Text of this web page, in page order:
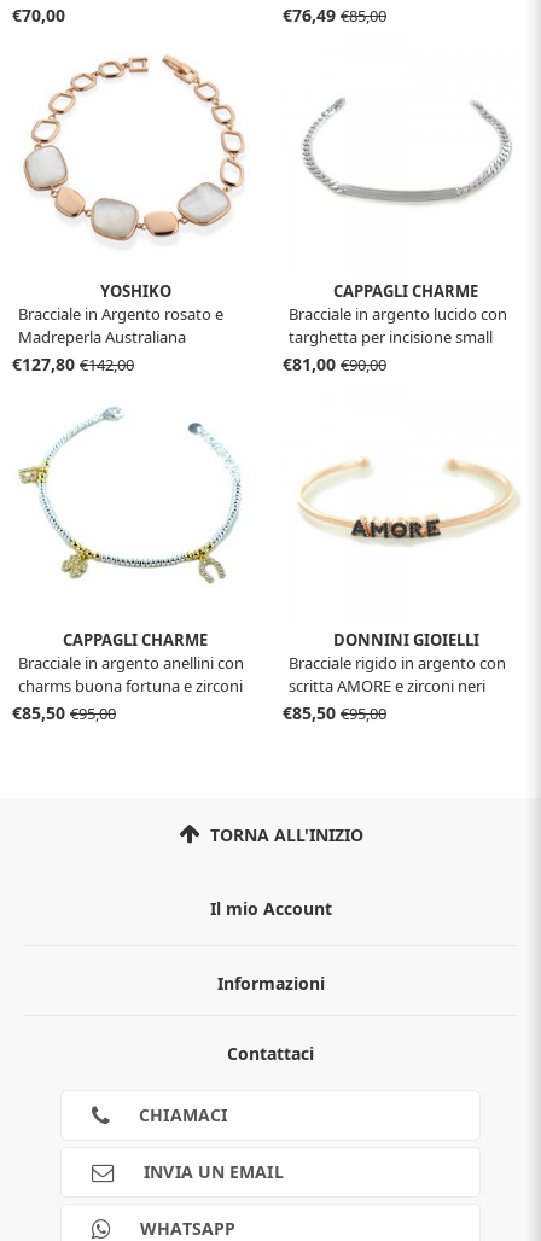
€70,00 €76,49 €85,00
YOSHIKO
Bracciale in Argento rosato e
Madreperla Australiana
€127,80 €142,00
CAPPAGLI CHARME
Bracciale in argento lucido con
targhetta per incisione small
€81,00 €90,00
CAPPAGLI CHARME
Bracciale in argento anellini con
charms buona fortuna e zirconi
€85,50 €95,00
DONNINI GIOIELLI
Bracciale rigido in argento con
scritta AMORE e zirconi neri
€85,50 €95,00
TORNA ALL'INIZIO
Il mio Account
Informazioni
Guida all'acquisto
Scalapay
Contattaci
CHIAMACI
INVIA UN EMAIL
WHATSAPP